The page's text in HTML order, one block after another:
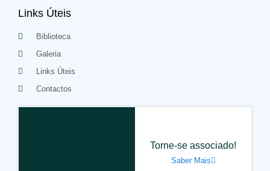
Links Úteis
Biblioteca
Galeria
Links Úteis
Contactos
Torne-se associado!
Saber Mais